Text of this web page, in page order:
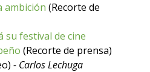
ambición (Recorte de
su festival de cine
(Recorte de prensa)
- Carlos Lechuga